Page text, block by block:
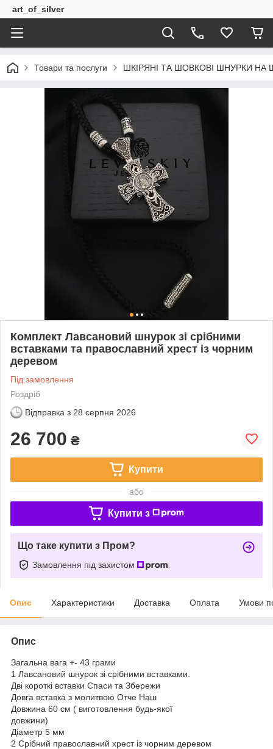
art_of_silver
Товари та послуги ШКІРЯНІ ТА ШОВКОВІ ШНУРКИ
Комплект Лавсановий шнурок зі срібними
вставками та православний хрест із чорним
деревом
Під замовлення
Роздріб
Відправка з 28 серпня 2026
26 700 ₴
Купити
або
Купити з
Що таке купити з Пром?
Замовлення під захистом
Опис Характеристики Доставка Оплата Умови
Опис
Загальна вага +- 43 грами
1 Лавсановий шнурок зі срібними вставками.
Дві короткі вставки Спаси та Збережи
Довга вставка з молитвою Отче Наш
Довжина 60 см ( виготовлення будь-якої
довжини)
Діаметр 5 мм
2 Срібний православний хрест із чорним деревом